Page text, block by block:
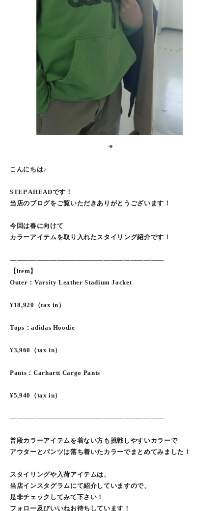
1
こんにちは♪
STEP AHEADです！
当店のブログをご覧いただきありがとうございます！
今回は春に向けて
カラーアイテムを取り入れたスタイリング紹介です！
———————————————————————
【ltem】
Outer：Varsity Leather Stadium Jacket
¥18,920（tax in）
Tops：adidas Hoodie
¥3,960（tax in）
Pants：Carhartt Cargo Pants
¥5,940（tax in）
———————————————————————
普段カラーアイテムを着ない方も挑戦しやすいカラーで
アウターとパンツは落ち着いたカラーでまとめてみました！
スタイリングや入荷アイテムは、
当店インスタグラムにて紹介していますので、
是非チェックしてみて下さい！
フォロー及びいいねお待ちしています！